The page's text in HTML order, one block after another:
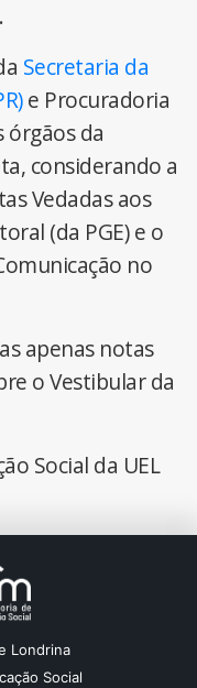
Secretaria da
e Procuradoria
órgãos da
considerando a
Vedadas aos
(da PGE) e o
no
apenas notas
o Vestibular da
Social da UEL
Londrina
Social